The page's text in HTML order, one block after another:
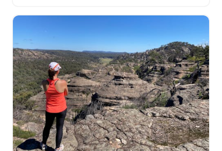
まざまな体験ができるので…